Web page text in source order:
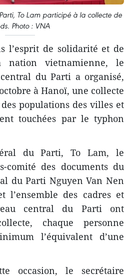
To Lam participé à la collecte de
Photo : VNA
l’esprit de solidarité et de
nation vietnamienne, le
du Parti a organisé,
à Hanoï, une collecte
populations des villes et
touchées par le typhon
du Parti, To Lam, le
comité des documents du
du Parti Nguyen Van Nen
l’ensemble des cadres et
central du Parti ont
chaque personne
l’équivalent d’une
occasion, le secrétaire